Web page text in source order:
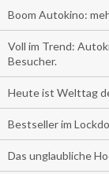
Boom Autokino:
Voll im Trend:
Besucher.
Heute ist Welttag
Bestseller im
Das unglaubliche